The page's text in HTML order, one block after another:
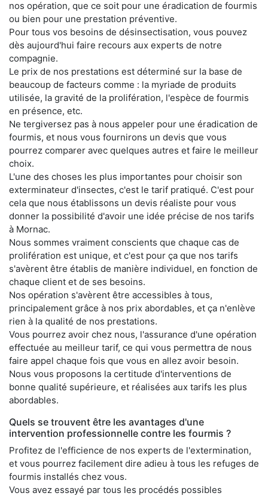
nos opération, que ce soit pour une éradication de fourmis
ou bien pour une prestation préventive.
Pour tous vos besoins de désinsectisation, vous pouvez
dès aujourd'hui faire recours aux experts de notre
compagnie.
Le prix de nos prestations est déterminé sur la base de
beaucoup de facteurs comme : la myriade de produits
utilisée, la gravité de la prolifération, l'espèce de fourmis
en présence, etc.
Ne tergiversez pas à nous appeler pour une éradication de
fourmis, et nous vous fournirons un devis que vous
pourrez comparer avec quelques autres et faire le meilleur
choix.
L'une des choses les plus importantes pour choisir son
exterminateur d'insectes, c'est le tarif pratiqué. C'est pour
cela que nous établissons un devis réaliste pour vous
donner la possibilité d'avoir une idée précise de nos tarifs
à Mornac.
Nous sommes vraiment conscients que chaque cas de
prolifération est unique, et c'est pour ça que nos tarifs
s'avèrent être établis de manière individuel, en fonction de
chaque client et de ses besoins.
Nos opération s'avèrent être accessibles à tous,
principalement grâce à nos prix abordables, et ça n'enlève
rien à la qualité de nos prestations.
Vous pourrez avoir chez nous, l'assurance d'une opération
effectuée au meilleur tarif, ce qui vous permettra de nous
faire appel chaque fois que vous en allez avoir besoin.
Nous vous proposons la certitude d'interventions de
bonne qualité supérieure, et réalisées aux tarifs les plus
abordables.
Quels se trouvent être les avantages d'une
intervention professionnelle contre les fourmis ?
Profitez de l'efficience de nos experts de l'extermination,
et vous pourrez facilement dire adieu à tous les refuges de
fourmis installés chez vous.
Vous avez essayé par tous les procédés possibles